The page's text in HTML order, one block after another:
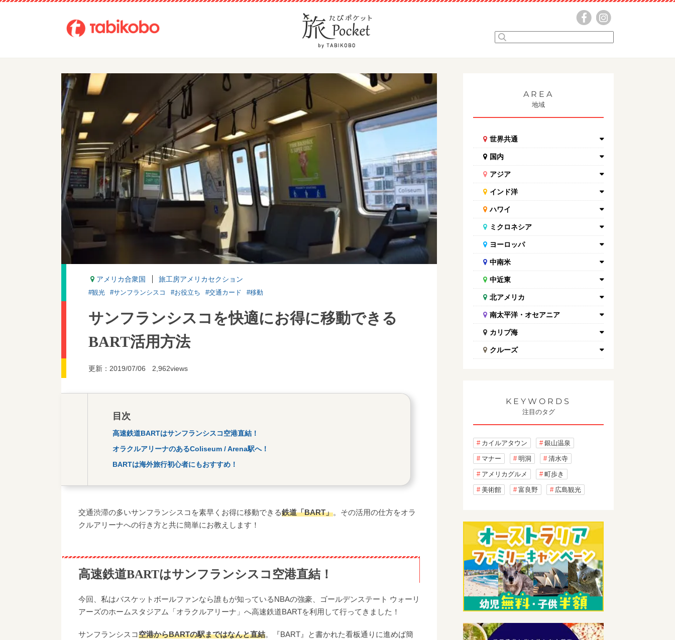
アメリカ合衆国 旅工房アメリカセクション
#観光 #サンフランシスコ #お役立ち #交通カード #移動
サンフランシスコを快適にお得に移動できる
BART活用方法
更新：2019/07/06 2,962views
目次
高速鉄道BARTはサンフランシスコ空港直結！
オラクルアリーナのあるColiseum / Arena駅へ！
BARTは海外旅行初心者にもおすすめ！
交通渋滞の多いサンフランシスコを素早くお得に移動できる鉄道「BART」。その活用の仕方をオラ
クルアリーナへの行き方と共に簡単にお教えします！
高速鉄道BARTはサンフランシスコ空港直結！
今回、私はバスケットボールファンなら誰もが知っているNBAの強豪、ゴールデンステート ウォーリ
アーズのホームスタジアム「オラクルアリーナ」へ高速鉄道BARTを利用して行ってきました！
サンフランシスコ空港からBARTの駅まではなんと直結。『BART』と書かれた看板通りに進めば簡
AREA
地域
世界共通
国内
アジア
インド洋
ハワイ
ミクロネシア
ヨーロッパ
中南米
中近東
北アメリカ
南太平洋・オセアニア
カリブ海
クルーズ
KEYWORDS
注目のタグ
カイルアタウン 銀山温泉
マナー 明洞 清水寺
アメリカグルメ 町歩き
美術館 富良野 広島観光